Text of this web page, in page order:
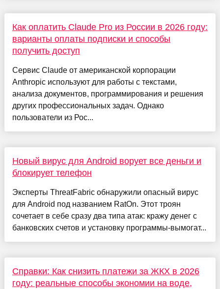
Как оплатить Claude Pro из России в 2026 году:
варианты оплаты подписки и способы
получить доступ
Сервис Claude от американской корпорации
Anthropic используют для работы с текстами,
анализа документов, программирования и решения
других профессиональных задач. Однако
пользователи из Рос...
Новый вирус для Android ворует все деньги и
блокирует телефон
Эксперты ThreatFabric обнаружили опасный вирус
для Android под названием RatOn. Этот троян
сочетает в себе сразу два типа атак: кражу денег с
банковских счетов и установку программы-вымогат...
Справки: Как снизить платежи за ЖКХ в 2026
году: реальные способы экономии на воде,